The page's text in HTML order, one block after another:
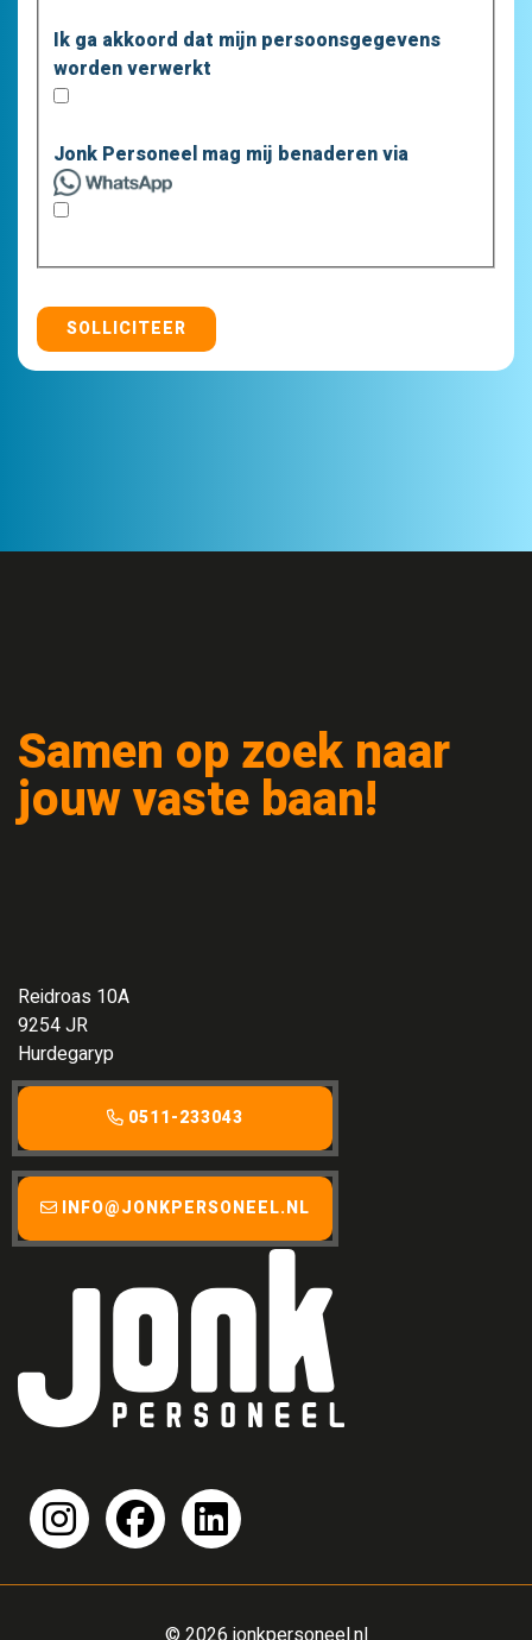
Ik ga akkoord dat mijn persoonsgegevens
worden verwerkt
Jonk Personeel mag mij benaderen via
SOLLICITEER
Samen op zoek naar
jouw vaste baan!
Reidroas 10A
9254 JR
Hurdegaryp
0511-233043
INFO@JONKPERSONEEL.NL